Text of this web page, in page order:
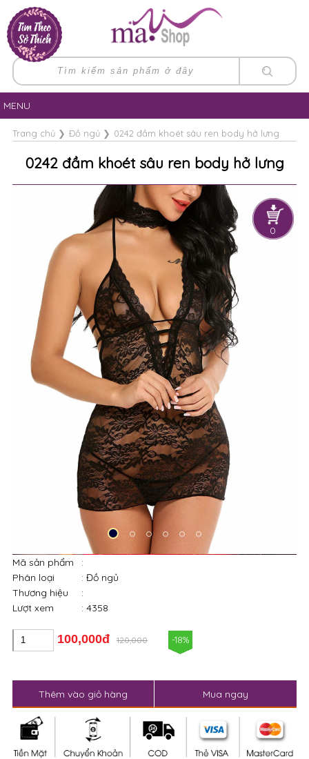
0
MENU
Trang chủ❯ Đồ ngủ ❯ 0242 đầm khoét sâu ren body hở lưng
0242 đầm khoét sâu ren body hở lưng
Mã sản phẩm
:
Phân loại
: Đồ ngủ
Thương hiệu
Lượt xem
: 4358